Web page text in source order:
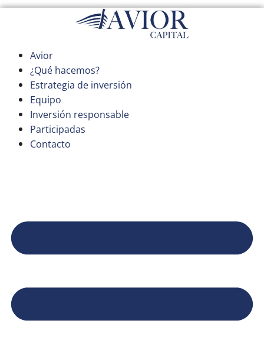
Saltar
Avior
¿Qué hacemos?
Estrategia de inversión
Equipo
Inversión responsable
Participadas
Contacto